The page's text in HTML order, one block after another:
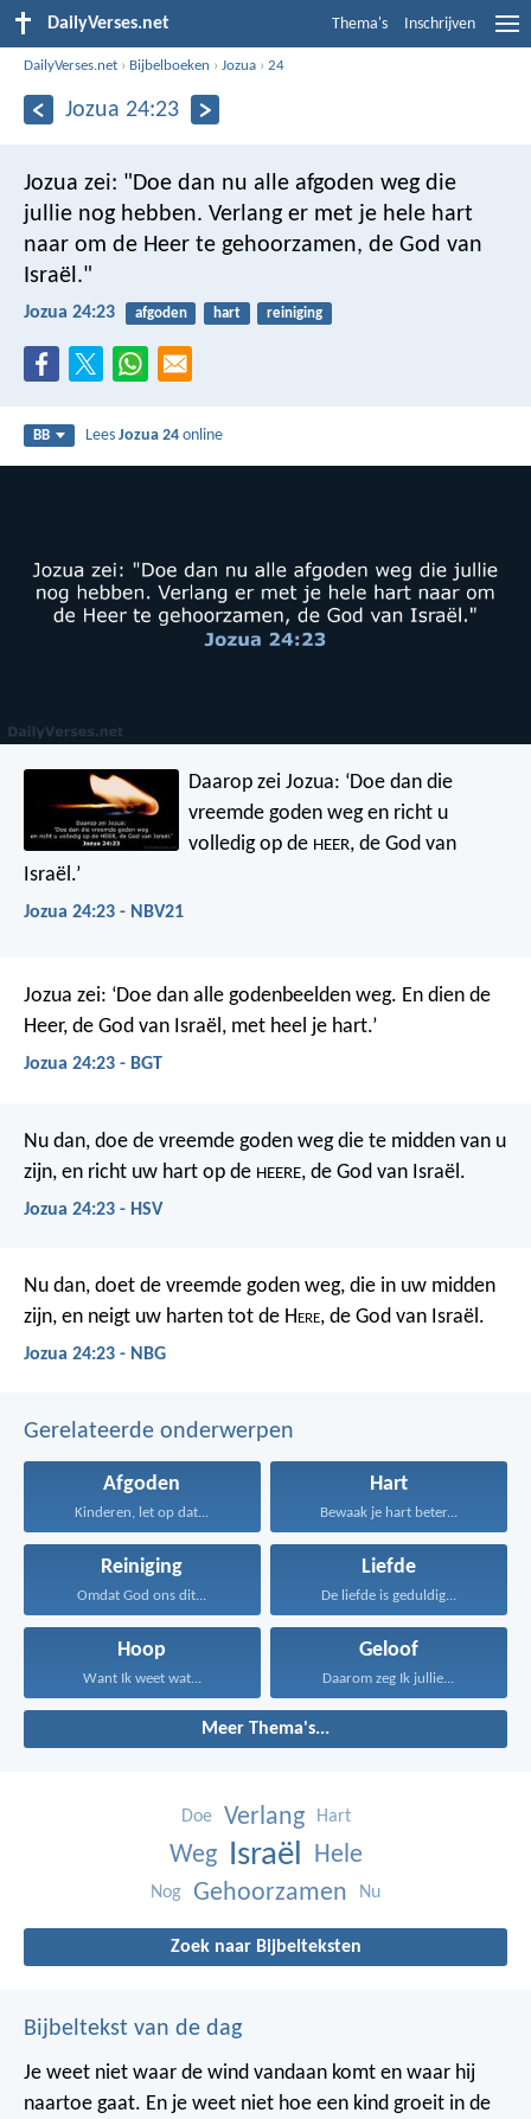
DailyVerses.net Thema's Inschrijven
DailyVerses.net › Bijbelboeken ›Jozua ›24
Jozua 24:23
Jozua zei: "Doe dan nu alle afgoden weg die
jullie nog hebben. Verlang er met je hele hart
naar om de Heer te gehoorzamen, de God van
Israël."
Jozua 24:23 afgoden hart reiniging
BB LeesJozua 24 online
Daarop zei Jozua: ‘Doe dan die
vreemde goden weg en richt u
volledig op de HEER, de God van
Israël.’
Jozua 24:23 - NBV21
Jozua zei: ‘Doe dan alle godenbeelden weg. En dien de
Heer, de God van Israël, met heel je hart.’
Jozua 24:23 - BGT
Nu dan, doe de vreemde goden weg die te midden van u
zijn, en richt uw hart op de HEERE, de God van Israël.
Jozua 24:23 - HSV
Nu dan, doet de vreemde goden weg, die in uw midden
zijn, en neigt uw harten tot de Here, de God van Israël.
Jozua 24:23 - NBG
Gerelateerde onderwerpen
Afgoden
Kinderen, let op dat...
Hart
Bewaak je hart beter...
Reiniging
Omdat God ons dit...
Liefde
De liefde is geduldig...
Hoop
Want Ik weet wat...
Geloof
Daarom zeg Ik jullie...
Meer Thema's...
Doe Verlang Hart
Weg Israël Hele
Nog Gehoorzamen Nu
Zoek naar Bijbelteksten
Bijbeltekst van de dag
Je weet niet waar de wind vandaan komt en waar hij
naartoe gaat. En je weet niet hoe een kind groeit in de